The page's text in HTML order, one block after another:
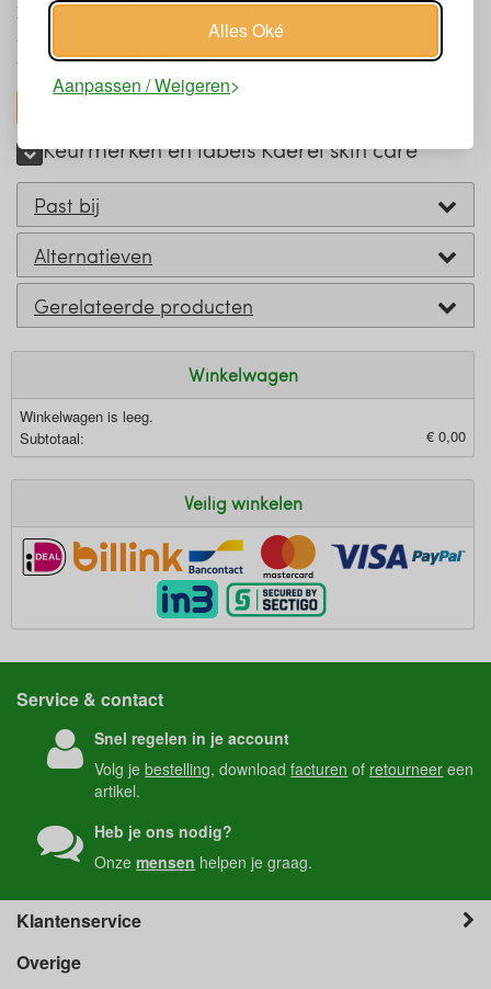
Alles Oké
Aanpassen / Weigeren
Xanthan Gum, Limonene, Citral, Linalool.
* from organic source
** from natural essential oils
Keurmerken en labels Kaerel skin care
Past bij
Alternatieven
Gerelateerde producten
Winkelwagen
Winkelwagen is leeg.
Subtotaal:
€ 0,00
Veilig winkelen
Service & contact
Snel regelen in je account
Volg jebestelling, downloadfacturen of retourneer een
artikel.
Heb je ons nodig?
Onzemensen helpen je graag.
Klantenservice
Overige